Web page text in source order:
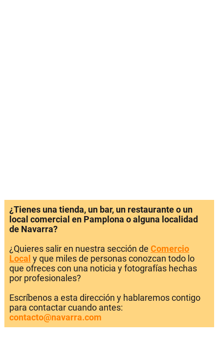
¿Tienes una tienda, un bar, un restaurante o un
local comercial en Pamplona o alguna localidad
de Navarra?
¿Quieres salir en nuestra sección de Comercio
Local y que miles de personas conozcan todo lo
que ofreces con una noticia y fotografías hechas
por profesionales?
Escríbenos a esta dirección y hablaremos contigo
para contactar cuando antes:
contacto@navarra.com